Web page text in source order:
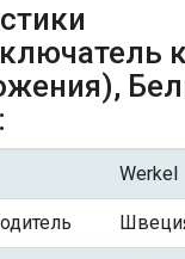
Werkel